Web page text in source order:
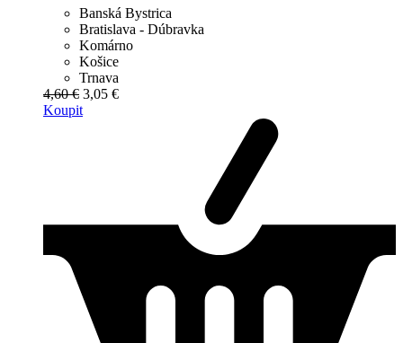
Banská Bystrica
Bratislava - Dúbravka
Komárno
Košice
Trnava
4,60 € 3,05 €
Koupit